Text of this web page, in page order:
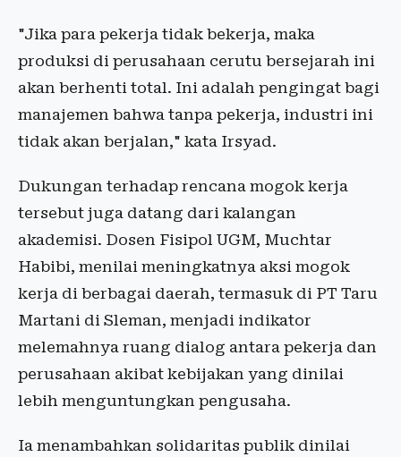
"Jika para pekerja tidak bekerja, maka
produksi di perusahaan cerutu bersejarah ini
akan berhenti total. Ini adalah pengingat bagi
manajemen bahwa tanpa pekerja, industri ini
tidak akan berjalan," kata Irsyad.
Dukungan terhadap rencana mogok kerja
tersebut juga datang dari kalangan
akademisi. Dosen Fisipol UGM, Muchtar
Habibi, menilai meningkatnya aksi mogok
kerja di berbagai daerah, termasuk di PT Taru
Martani di Sleman, menjadi indikator
melemahnya ruang dialog antara pekerja dan
perusahaan akibat kebijakan yang dinilai
lebih menguntungkan pengusaha.
Ia menambahkan solidaritas publik dinilai